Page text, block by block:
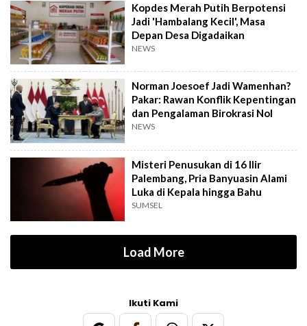
Kopdes Merah Putih Berpotensi
Jadi 'Hambalang Kecil', Masa
Depan Desa Digadaikan
NEWS
Norman Joesoef Jadi Wamenhan?
Pakar: Rawan Konflik Kepentingan
dan Pengalaman Birokrasi Nol
NEWS
Misteri Penusukan di 16 Ilir
Palembang, Pria Banyuasin Alami
Luka di Kepala hingga Bahu
SUMSEL
Load More
Ikuti Kami